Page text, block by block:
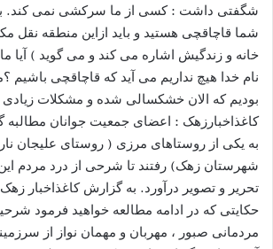
شگفتی داشت : کسی از ما سرکشی نمی کند.
شما قاچاقچی هستید و باید ازاین منطقه نقل
خانه و زندگیش اشاره می کند و می گوید ) آیا
نام خدا هیچ نداریم می آید که قاچاقچی باشیم
بودیم که الان خشکسالی شده و مشکلات زیادی
کاغذاخبارزهک : اعضای جمعیت جوانان مطالبه
به یکی از روستاهای مرزی ( روستای علیجان
شهرستان زهک) رفتند تا شرحی از درد مردم این
تحریر و تصویر درآورد. به گزارش کاغذاخبار زهک
حکایتی که در ادامه مطالعه خواهید فرمود
مردمانی صبور ، مهربان و مهمان نواز از